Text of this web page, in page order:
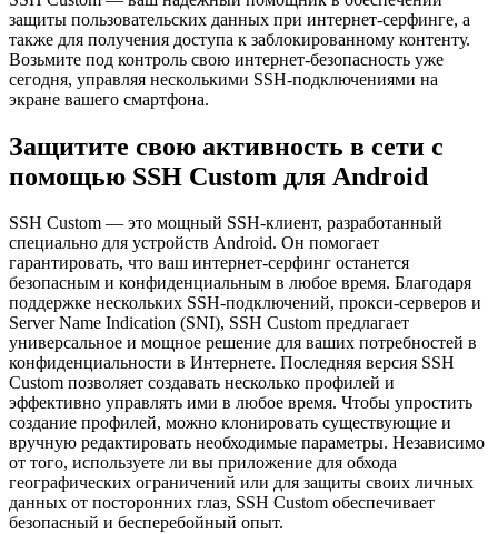
защиты пользовательских данных при интернет-серфинге, а
также для получения доступа к заблокированному контенту.
Возьмите под контроль свою интернет-безопасность уже
сегодня, управляя несколькими SSH-подключениями на
экране вашего смартфона.
Защитите свою активность в сети с
помощью SSH Custom для Android
SSH Custom — это мощный SSH-клиент, разработанный
специально для устройств Android. Он помогает
гарантировать, что ваш интернет-серфинг останется
безопасным и конфиденциальным в любое время. Благодаря
поддержке нескольких SSH-подключений, прокси-серверов и
Server Name Indication (SNI), SSH Custom предлагает
универсальное и мощное решение для ваших потребностей в
конфиденциальности в Интернете. Последняя версия SSH
Custom позволяет создавать несколько профилей и
эффективно управлять ими в любое время. Чтобы упростить
создание профилей, можно клонировать существующие и
вручную редактировать необходимые параметры. Независимо
от того, используете ли вы приложение для обхода
географических ограничений или для защиты своих личных
данных от посторонних глаз, SSH Custom обеспечивает
безопасный и бесперебойный опыт.